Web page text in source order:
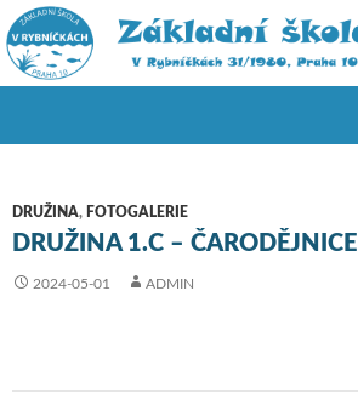
DRUŽINA, FOTOGALERIE
DRUŽINA 1.C – ČARODĚJNICE
2024-05-01 ADMIN